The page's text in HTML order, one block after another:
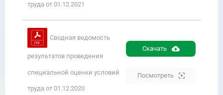
труда от 01.12.2021
Сводная ведомость
результатов проведения
специальной оценки условий
труда от 01.12.2020
Скачать
Посмотреть